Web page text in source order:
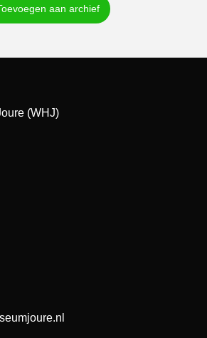
aan archief
(WHJ)